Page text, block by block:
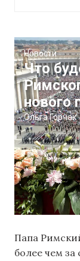
Новости
Что
нового
Ольга Горчак
Папа
более чем за